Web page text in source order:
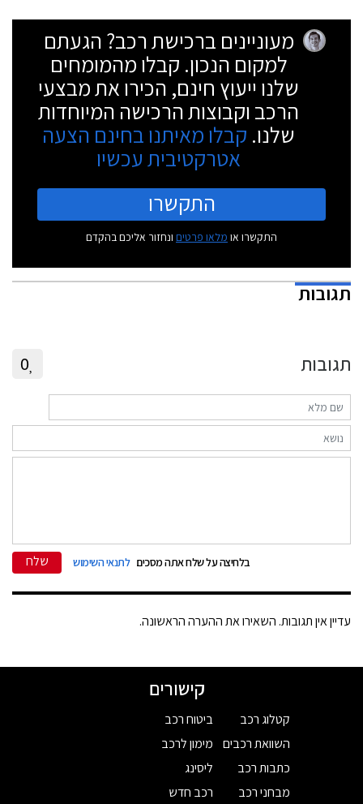
מעוניינים ברכישת רכב? הגעתם
למקום הנכון. קבלו מהמומחים
שלנו ייעוץ חינם, הכירו את מבצעי
הרכב וקבוצות הרכישה המיוחדות
שלנו. קבלו מאיתנו בחינם הצעה
אטרקטיבית עכשיו
התקשרו
התקשרו או מלאו פרטים ונחזור אליכם בהקדם
תגובות
תגובות 0
בלחיצה על שלח אתה מסכים לתנאי השימוש שלח
עדיין אין תגובות. השאירו את ההערה הראשונה.
קישורים
קטלוג רכב
השוואת רכבים
כתבות רכב
מבחני רכב
ביטוח רכב
מימון לרכב
ליסינג
רכב חדש